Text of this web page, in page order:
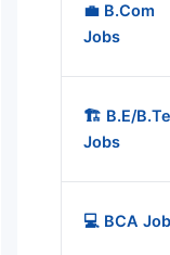
💼 B.Com
Jobs
🏗️ B.E/
Jobs
💻 BCA